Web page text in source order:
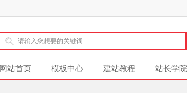
网站首页 模板中心 建站教程 站长学院